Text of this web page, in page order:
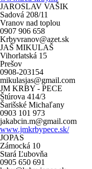
JAROSLAV VAŠIK
Sadová 208/11
Vranov nad toplou
0907 906 658
Krbyvranov@azet.sk
JAŠ MIKULAŠ
Vihorlatská 15
Prešov
0908-203154
mikulasjas@gmail.com
JM KRBY - PECE
Štúrova 414/3
Šarišské Michaľany
0903 101 973
jakabcin.m@gmail.com
www.jmkrbypece.sk/
JOPAS
Zámocká 10
Stará Ľubovňa
0905 650 691